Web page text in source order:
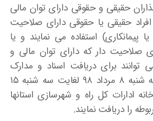
حقیقی و حقوقی دارای توان مالی
حقیقی یا حقوقی دارای صلاحیت
پیمانکاری) استفاده می نمایند و یا
صلاحیت دار که دارای توان مالی و
توانند برای دریافت اسناد و مدارک
فراخوان از روز سه شنبه ۸ مرداد ۹۸ لغایت سه شنبه ۱۵
دبیرخانه ادارات کل راه و شهرسازی استانها
را دریافت نمایند.